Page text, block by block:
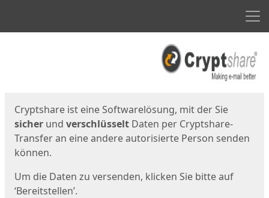
Cryptshare ist eine Softwarelösung, mit der Sie
sicher und verschlüsselt Daten per Cryptshare-
Transfer an eine andere autorisierte Person senden
können.
Um die Daten zu versenden, klicken Sie bitte auf
‘Bereitstellen’.